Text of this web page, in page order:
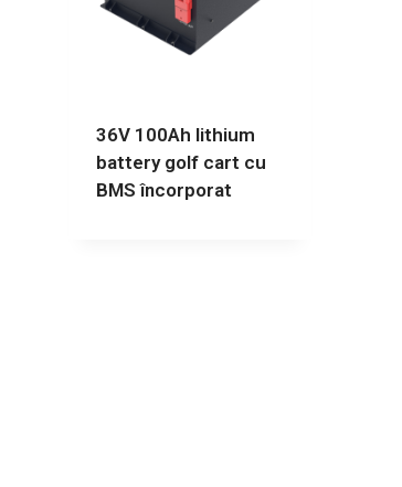
36V 100Ah lithium
battery golf cart cu
BMS încorporat